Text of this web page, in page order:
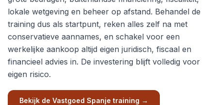
lokale wetgeving en beheer op afstand. Behandel de
training dus als startpunt, reken alles zelf na met
conservatieve aannames, en schakel voor een
werkelijke aankoop altijd eigen juridisch, fiscaal en
financieel advies in. De investering blijft volledig voor
eigen risico.
Bekijk de Vastgoed Spanje training →